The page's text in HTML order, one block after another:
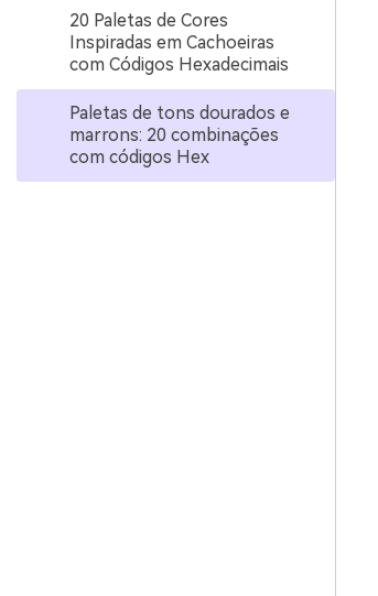
20 Paletas de Cores
Inspiradas em Cachoeiras
com Códigos Hexadecimais
Paletas de tons dourados e
marrons: 20 combinações
com códigos Hex